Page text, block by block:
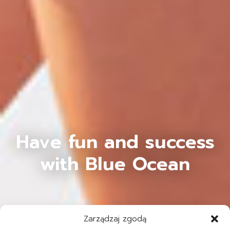
Zarządzaj zgodą
Have fun and success
with Blue Ocean